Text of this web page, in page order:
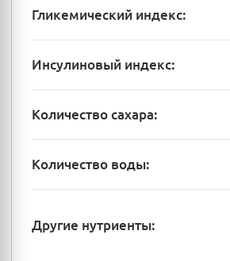
Гликемический индекс:
Инсулиновый индекс:
Количество сахара:
Количество воды:
Другие нутриенты: